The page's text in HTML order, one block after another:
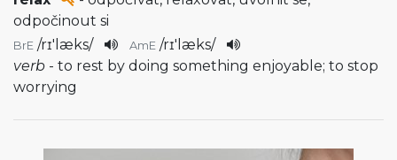
odpočinout si
BrE /rɪ'læks/ AmE /rɪ'læks/
verb - to rest by doing something enjoyable; to stop
worrying